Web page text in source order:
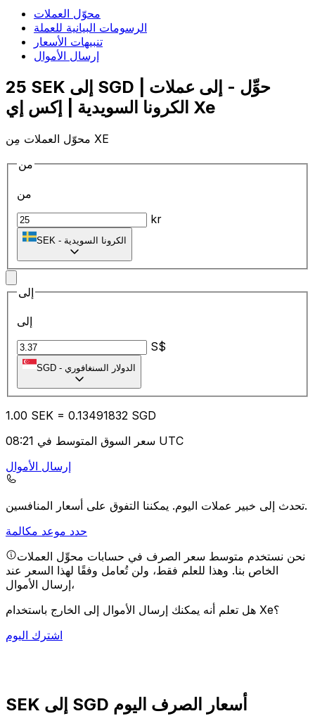
محوّل العملات
الرسومات البيانية للعملة
تنبيهات الأسعار
إرسال الأموال
25 SEK إلى SGD | حوِّل - إلى عملات
الكرونا السويدية | إكس إي Xe
محوّل العملات مِن XE
من
من
kr
SEK - الكرونا السويدية
إلى
إلى
S$
SGD - الدولار السنغافوري
1.00 SEK = 0.13491832 SGD
سعر السوق المتوسط في 08:21 UTC
إرسال الأموال
تحدث إلى خبير عملات اليوم.يمكننا التفوق على أسعار المنافسين.
حدد موعد مكالمة
نحن نستخدم متوسط سعر الصرف في حسابات محوِّل العملات
الخاص بنا. وهذا للعلم فقط، ولن تُعامل وفقًا لهذا السعر عند
إرسال الأموال،
هل تعلم أنه يمكنك إرسال الأموال إلى الخارج باستخدام Xe؟
اشترك اليوم
SEK إلى SGD أسعار الصرف اليوم